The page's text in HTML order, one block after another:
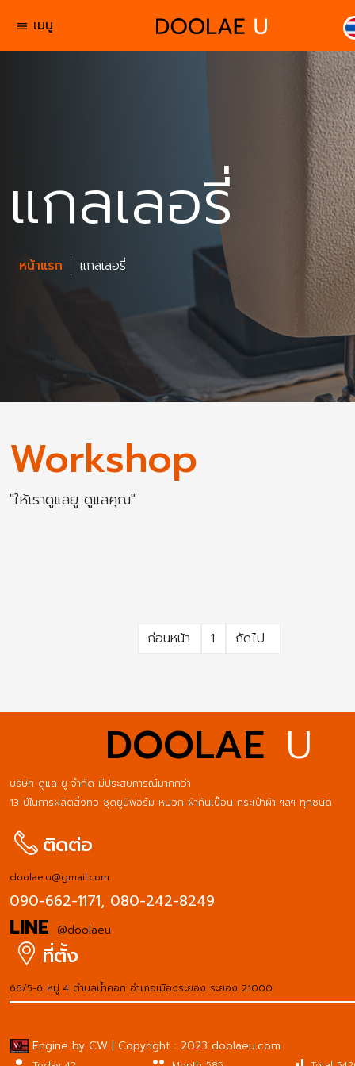
menu เมนู
แกลเลอรี่
หน้าแรก แกลเลอรี่
Workshop
"ให้เราดูแลยู ดูแลคุณ"
ก่อนหน้า 1 ถัดไป
DOOLAE U
บริษัท ดูแล ยู จำกัด มีประสบการณ์มากกว่า
13 ปีในการผลิตสิ่งทอ ชุดยูนิฟอร์ม หมวก ผ้ากันเปื้อน กระเป๋าผ้า ฯลฯ ทุกชนิด
ติดต่อ
doolae.u@gmail.com
090-662-1171, 080-242-8249
LINE @doolaeu
ที่ตั้ง
66/5-6 หมู่ 4 ตำบลน้ำคอก อำเภอเมืองระยอง ระยอง 21000
Engine by CW | Copyright : 2023 doolaeu.com